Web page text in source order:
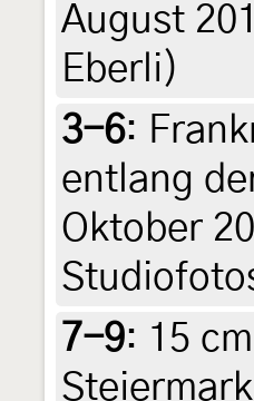
August
Eberli)
3-6:
entlang
Oktober
7-9: 15